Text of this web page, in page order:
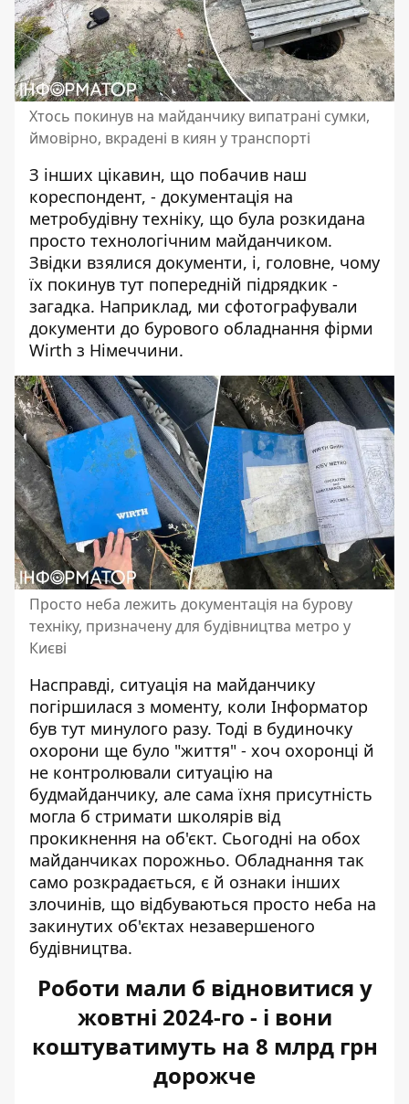
Хтось покинув на майданчику випатрані сумки,
ймовірно, вкрадені в киян у транспорті
З інших цікавин, що побачив наш
кореспондент, - документація на
метробудівну техніку, що була розкидана
просто технологічним майданчиком.
Звідки взялися документи, і, головне, чому
їх покинув тут попередній підрядкик -
загадка. Наприклад, ми сфотографували
документи до бурового обладнання фірми
Wirth з Німеччини.
Просто неба лежить документація на бурову
техніку, призначену для будівництва метро у
Києві
Насправді, ситуація на майданчику
погіршилася з моменту, коли Інформатор
був тут минулого разу. Тоді в будиночку
охорони ще було "життя" - хоч охоронці й
не контролювали ситуацію на
будмайданчику, але сама їхня присутність
могла б стримати школярів від
прокикнення на об'єкт. Сьогодні на обох
майданчиках порожньо. Обладнання так
само розкрадається, є й ознаки інших
злочинів, що відбуваються просто неба на
закинутих об'єктах незавершеного
будівництва.
Роботи мали б відновитися у
жовтні 2024-го - і вони
коштуватимуть на 8 млрд грн
дорожче